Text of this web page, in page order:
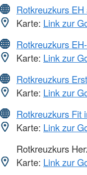
Rotkreuzkurs EH
Karte: Link zur
Rotkreuzkurs
Karte: Link zur
Rotkreuzkurs
Karte: Link zur
Rotkreuzkurs Fit
Karte: Link zur
Rotkreuzkurs
Karte: Link zur